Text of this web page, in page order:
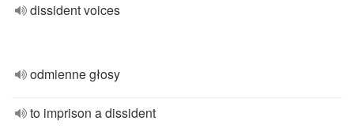
dissident voices
odmienne głosy
to imprison a dissident